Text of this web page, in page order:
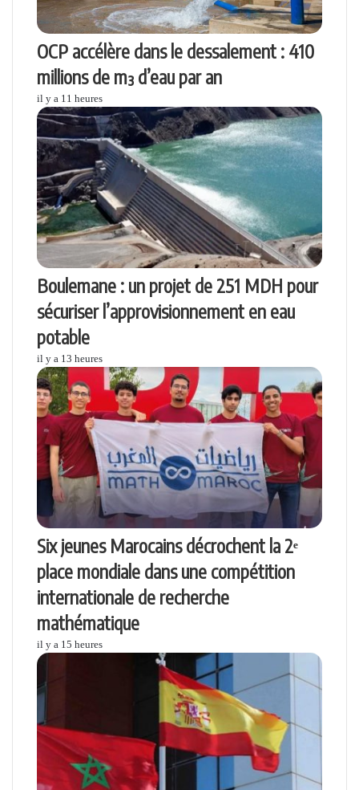
OCP accélère dans le dessalement : 410
millions de m³ d’eau par an
il y a 11 heures
Boulemane : un projet de 251 MDH pour
sécuriser l’approvisionnement en eau
potable
il y a 13 heures
Six jeunes Marocains décrochent la 2ᵉ
place mondiale dans une compétition
internationale de recherche
mathématique
il y a 15 heures